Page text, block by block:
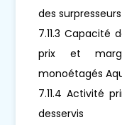
des
7.11.3
prix et
monoétagés
7.11.4 Activité
desservis